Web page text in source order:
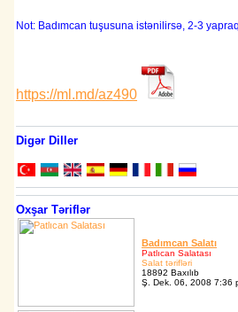
Not: Badımcan tuşusuna istənilirsə, 2-3
https://ml.md/az490
Digər Diller
Oxşar Təriflər
Badımcan Salatı
Patlıcan Salatası
Salat tərifləri
18892 Baxılıb
Ş. Dek. 06, 2008 7:36